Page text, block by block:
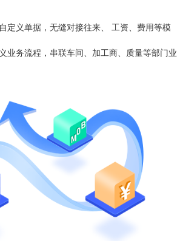
定义单据，无缝对接往来、 工资、费用等模
业务流程，串联车间、加工商、质量等部门业